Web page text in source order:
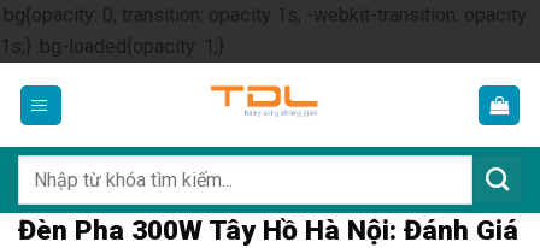
.bg{opacity: 0; transition: opacity 1s; -webkit-transition: opacity
1s;} .bg-loaded{opacity: 1;}Skip
content
kiếm:
Đèn Pha 300W Tây Hồ Hà Nội: Đánh Giá